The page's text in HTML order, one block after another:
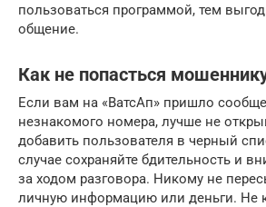
пользоваться программой, тем
общение.
Как не попасться
Если вам на «ВатсАп» пришло
незнакомого номера, лучше не
добавить пользователя в черный
случае сохраняйте бдительность и
за ходом разговора. Никому не
личную информацию или деньги. Не